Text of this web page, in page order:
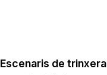
Escenaris de trinxera